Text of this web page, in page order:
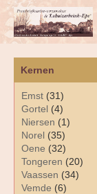
Kernen
Emst (31)
Gortel (4)
Niersen (1)
Norel (35)
Oene (32)
Tongeren (20)
Vaassen (34)
Vemde (6)